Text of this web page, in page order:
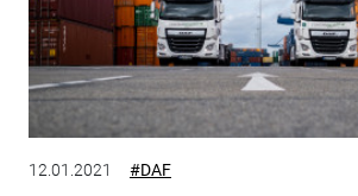
12.01.2021 #DAF